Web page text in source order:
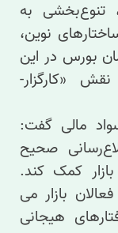
تنوع‌بخشی به
نوین،
بورس در این
«کارگزار-
مالی گفت:
صحیح
کمک کند.
بازار می
هیجانی